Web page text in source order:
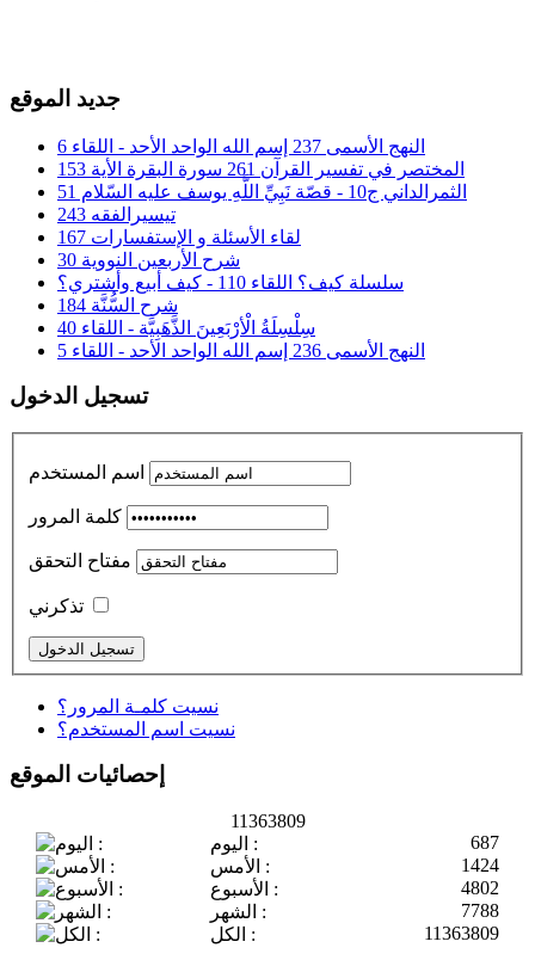
جديد الموقع
النهج الأسمى 237 إسم الله الواحد الأحد - اللقاء 6
المختصر في تفسير القرآن 261 سورة البقرة الأية 153
الثمرالداني ج10 - قصّة نَبِيِّ اللَّهِ يوسف عليه السّلام 51
تيسيرالفقه 243
لقاء الأسئلة و الإستفسارات 167
شرح الأربعين النووية 30
سلسلة كيف؟ اللقاء 110 - كيف أبيع وأشتري؟
شرح السُّنَّة 184
سِلْسِلَةُ الْأرْبَعِينَ الذَّهَبِيَّة - اللقاء 40
النهج الأسمى 236 إسم الله الواحد الأحد - اللقاء 5
تسجيل الدخول
اسم المستخدم
كلمة المرور
مفتاح التحقق
تذكرني
نسيت كلمـة المرور؟
نسيت اسم المستخدم؟
إحصائيات الموقع
11363809
اليوم :
687
الأمس :
1424
الأسبوع :
4802
الشهر :
7788
الكل :
11363809